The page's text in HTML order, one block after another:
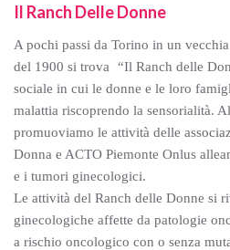
Il Ranch Delle Donne
A pochi passi da Torino in un
del 1900 si trova “Il Ranch delle
sociale in cui le donne e le loro
malattia riscoprendo la sensorialità.
promuoviamo le attività delle
Donna e ACTO Piemonte Onlus
e i tumori ginecologici.
Le attività del Ranch delle Donne si
ginecologiche affette da patologie
a rischio oncologico con o senza